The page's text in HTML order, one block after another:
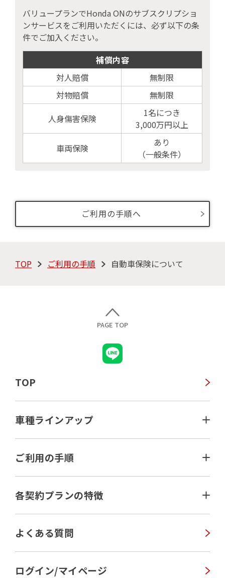
バリュープランでHonda ONのサブスクリプショ
ンサービスをご利用いただくには、必ず以下の条
件でご加入ください。
補償内容
対人賠償
無制限
対物賠償
無制限
人身傷害保険
1名につき
3,000万円以上
車両保険
あり
（一般条件）
ご利用の手順へ
TOP ご利用の手順 自動車保険について
PAGE TOP
TOP
車種ラインアップ
INSIGHT
ご利用の手順
自動車保険について
各契約プランの特徴
一括払いプランのご契約
よくある質問
ログイン/マイページ